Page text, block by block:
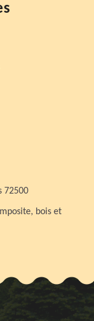
72500
bois et